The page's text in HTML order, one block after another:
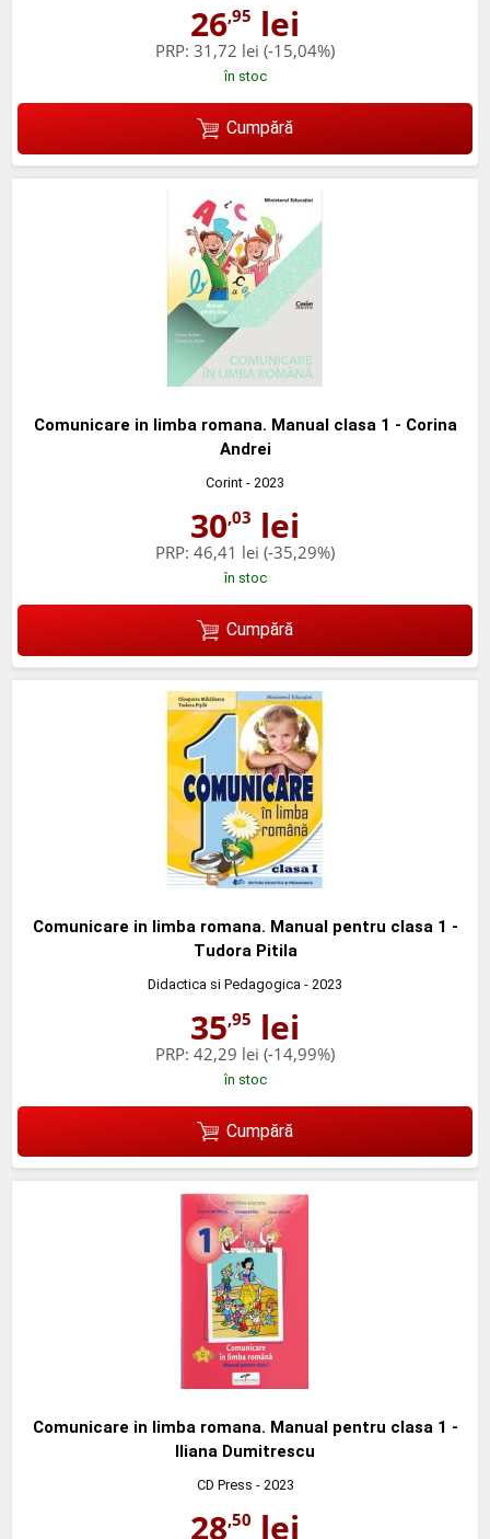
26,95 lei
PRP: 31,72 lei (-15,04%)
în stoc
Cumpără
Comunicare in limba romana. Manual clasa 1 - Corina
Andrei
Corint - 2023
30,03 lei
PRP: 46,41 lei (-35,29%)
în stoc
Cumpără
Comunicare in limba romana. Manual pentru clasa 1 -
Tudora Pitila
Didactica si Pedagogica - 2023
35,95 lei
PRP: 42,29 lei (-14,99%)
în stoc
Cumpără
Comunicare in limba romana. Manual pentru clasa 1 -
Iliana Dumitrescu
CD Press - 2023
28,50 lei